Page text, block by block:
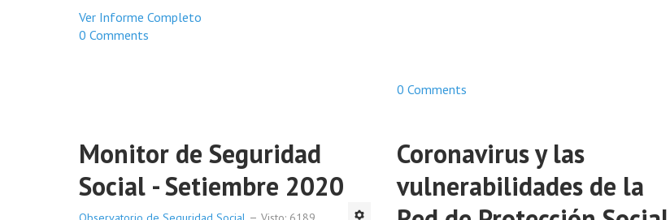
Ver Informe Completo
0 Comments
0 Comments
Monitor de Seguridad
Social - Setiembre 2020
Coronavirus y las
vulnerabilidades de la